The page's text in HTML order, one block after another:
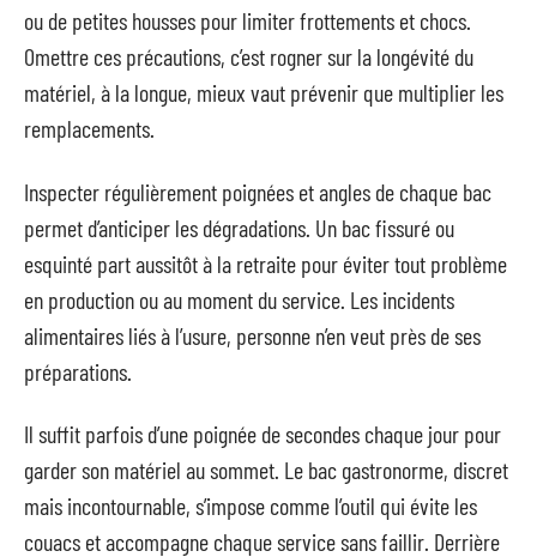
ou de petites housses pour limiter frottements et chocs.
Omettre ces précautions, c’est rogner sur la longévité du
matériel, à la longue, mieux vaut prévenir que multiplier les
remplacements.
Inspecter régulièrement poignées et angles de chaque bac
permet d’anticiper les dégradations. Un bac fissuré ou
esquinté part aussitôt à la retraite pour éviter tout problème
en production ou au moment du service. Les incidents
alimentaires liés à l’usure, personne n’en veut près de ses
préparations.
Il suffit parfois d’une poignée de secondes chaque jour pour
garder son matériel au sommet. Le bac gastronorme, discret
mais incontournable, s’impose comme l’outil qui évite les
couacs et accompagne chaque service sans faillir. Derrière